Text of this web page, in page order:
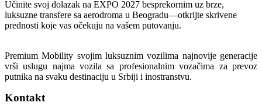
Učinite svoj dolazak na EXPO 2027 besprekornim uz brze,
luksuzne transfere sa aerodroma u Beogradu—otkrijte skrivene
prednosti koje vas očekuju na vašem putovanju.
Premium Mobility svojim luksuznim vozilima najnovije generacije
vrši uslugu najma vozila sa profesionalnim vozačima za prevoz
putnika na svaku destinaciju u Srbiji i inostranstvu.
Kontakt